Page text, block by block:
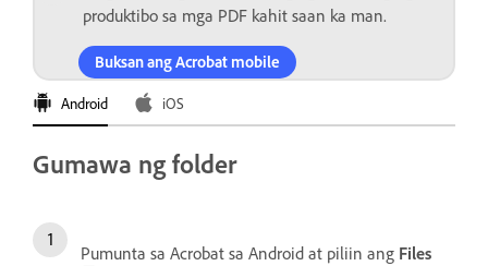
produktibo sa mga PDF kahit saan ka man.
Buksan ang Acrobat mobile
Android iOS
Gumawa ng folder
Pumunta sa Acrobat sa Android at piliin ang Files